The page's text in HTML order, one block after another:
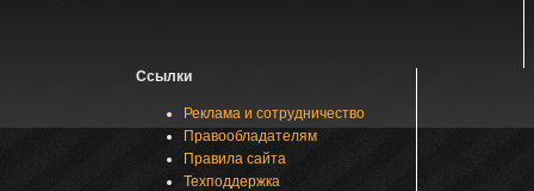
Ссылки
Реклама и сотрудничество
Правообладателям
Правила сайта
Техподдержка